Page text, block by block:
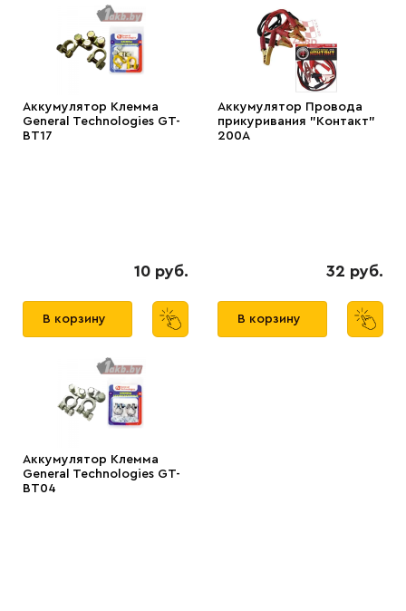
Аккумулятор Клемма
General Technologies GT-
BT17
10 руб.
В корзину
Аккумулятор Провода
прикуривания "Контакт"
200А
32 руб.
В корзину
Аккумулятор Клемма
General Technologies GT-
BT04